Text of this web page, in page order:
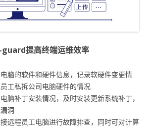
guard提高终端运维效率
脑的软件和硬件信息，记录软硬件变更情
工私拆公司电脑硬件的情况
脑补丁安装情况，及时安装更新系统补丁，
洞
远程员工电脑进行故障排查，同时可对计算